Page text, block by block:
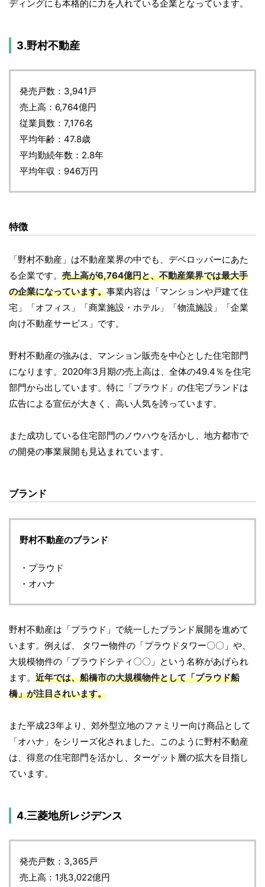
ディングにも本格的に力を入れている企業となっています。
3.野村不動産
発売戸数：3,941戸
売上高：6,764億円
従業員数：7,176名
平均年齢：47.8歳
平均勤続年数：2.8年
平均年収：946万円
特徴
「野村不動産」は不動産業界の中でも、デベロッパーにあた
る企業です。 売上高が6,764億円と、不動産業界では最大手
の企業になっています。事業内容は「マンションや戸建て住
宅」「オフィス」「商業施設・ホテル」「物流施設」「企業
向け不動産サービス」です。
野村不動産の強みは、マンション販売を中心とした住宅部門
になります。2020年3月期の売上高は、全体の49.4％を住宅
部門から出しています。特に「プラウド」の住宅ブランドは
広告による宣伝が大きく、高い人気を誇っています。
また成功している住宅部門のノウハウを活かし、地方都市で
の開発の事業展開も見込まれています。
ブランド
野村不動産のブランド
・プラウド
・オハナ
野村不動産は「プラウド」で統一したブランド展開を進めて
います。例えば、 タワー物件の「プラウドタワー〇〇」や、
大規模物件の「プラウドシティ〇〇」という名称があげられ
ます。 近年では、船橋市の大規模物件として「プラウド船
橋」が注目されいます。
また平成23年より、郊外型立地のファミリー向け商品として
「オハナ」をシリーズ化されました。このように野村不動産
は、得意の住宅部門を活かし、ターゲット層の拡大を目指し
ています。
4.三菱地所レジデンス
発売戸数：3,365戸
売上高：1兆3,022億円